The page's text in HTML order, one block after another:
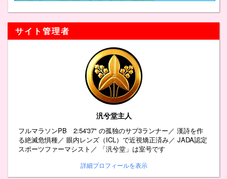
サイト管理者
汎兮堂主人
フルマラソンPB 2:54'37" の孤独のサブ3ランナー／ 漢詩を作
る絶滅危惧種／ 眼内レンズ（ICL）で近視矯正済み／ JADA認定
スポーツファーマシスト／ 「汎兮堂」は室号です
詳細プロフィールを表示